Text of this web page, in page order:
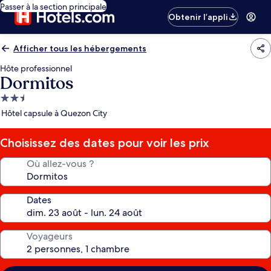
Passer à la section principale
Obtenir l’appli
Afficher tous les hébergements
Hôte professionnel
Dormitos
Hébergement
2.5 étoiles
Hôtel capsule à Quezon City
Choisissez des dates pour voir les prix
Où allez-vous ?
Dates
Voyageurs